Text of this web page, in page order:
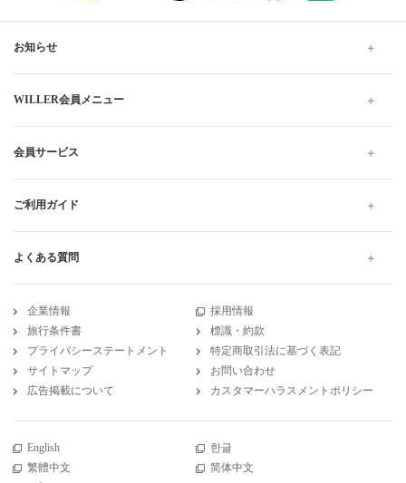
お知らせ
WILLER会員メニュー
会員サービス
ご利用ガイド
よくある質問
企業情報
採用情報
旅行条件書
標識・約款
プライバシーステートメント
特定商取引法に基づく表記
サイトマップ
お問い合わせ
広告掲載について
カスタマーハラスメントポリシー
English
한글
繁體中文
简体中文